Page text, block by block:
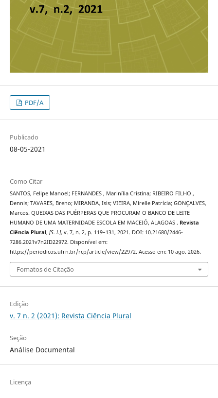
PDF/A
Publicado
08-05-2021
Como Citar
SANTOS, Felipe Manoel; FERNANDES , Marinília Cristina; RIBEIRO FILHO ,
Dennis; TAVARES, Breno; MIRANDA, Isis; VIEIRA, Mirelle Patrícia; GONÇALVES,
Marcos. QUEIXAS DAS PUÉRPERAS QUE PROCURAM O BANCO DE LEITE
HUMANO DE UMA MATERNIDADE ESCOLA EM MACEIÓ, ALAGOAS . Revista
Ciência Plural, [S. l.], v. 7, n. 2, p. 119–131, 2021. DOI: 10.21680/2446-
7286.2021v7n2ID22972. Disponível em:
https://periodicos.ufrn.br/rcp/article/view/22972. Acesso em: 10 ago. 2026.
Fomatos de Citação
Edição
v. 7 n. 2 (2021): Revista Ciência Plural
Seção
Análise Documental
Licença